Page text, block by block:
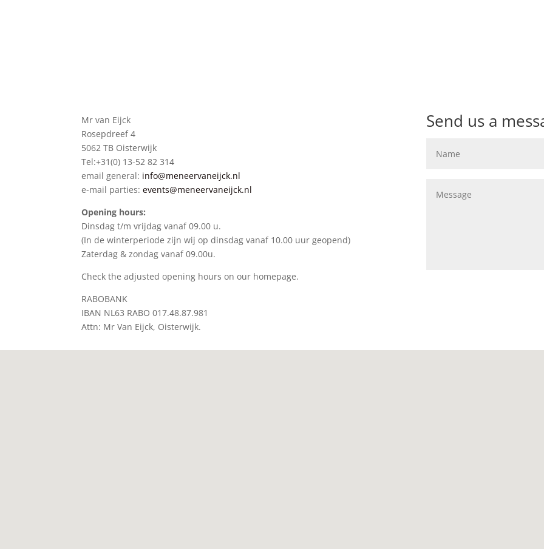
Mr van Eijck
Rosepdreef 4
5062 TB Oisterwijk
Tel:+31(0) 13-52 82 314
email general: info@meneervaneijck.nl
e-mail parties:events@meneervaneijck.nl
Opening hours:
Dinsdag t/m vrijdag vanaf 09.00 u.
(In de winterperiode zijn wij op dinsdag vanaf 10.00 uur geopend)
Zaterdag & zondag vanaf 09.00u.
Check the adjusted opening hours on our homepage.
RABOBANK
IBAN NL63 RABO 017.48.87.981
Attn: Mr Van Eijck, Oisterwijk.
Send us a